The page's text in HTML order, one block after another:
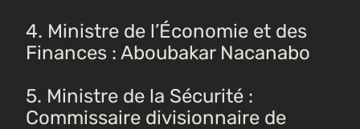
4. Ministre de l’Économie et des
Finances : Aboubakar Nacanabo
5. Ministre de la Sécurité :
Commissaire divisionnaire de